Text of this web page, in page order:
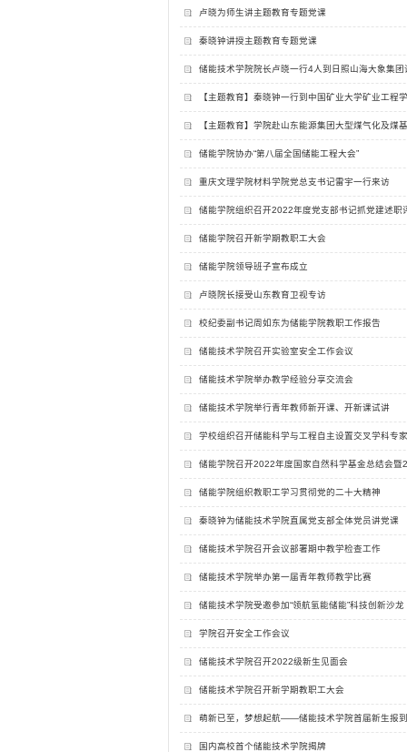
卢晓为师生讲主题教育专题党课
秦晓钟讲授主题教育专题党课
储能技术学院院长卢晓一行4人到日照山海大象集团
【主题教育】秦晓钟一行到中国矿业大学矿业工程
【主题教育】学院赴山东能源集团大型煤气化及煤
储能学院协办“第八届全国储能工程大会”
重庆文理学院材料学院党总支书记雷宇一行来访
储能学院组织召开2022年度党支部书记抓党建述职
储能学院召开新学期教职工大会
储能学院领导班子宣布成立
卢晓院长接受山东教育卫视专访
校纪委副书记周如东为储能学院教职工作报告
储能技术学院召开实验室安全工作会议
储能技术学院举办教学经验分享交流会
储能技术学院举行青年教师新开课、开新课试讲
学校组织召开储能科学与工程自主设置交叉学科专
储能学院召开2022年度国家自然科学基金总结会暨
储能学院组织教职工学习贯彻党的二十大精神
秦晓钟为储能技术学院直属党支部全体党员讲党课
储能技术学院召开会议部署期中教学检查工作
储能技术学院举办第一届青年教师教学比赛
储能技术学院受邀参加“领航氢能储能”科技创新沙龙
学院召开安全工作会议
储能技术学院召开2022级新生见面会
储能技术学院召开新学期教职工大会
萌新已至，梦想起航——储能技术学院首届新生报
国内高校首个储能技术学院揭牌